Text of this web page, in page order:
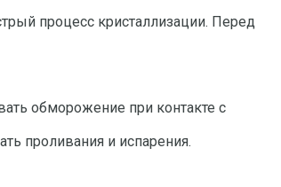
процесс кристаллизации. Перед
обморожение при контакте с
проливания и испарения.